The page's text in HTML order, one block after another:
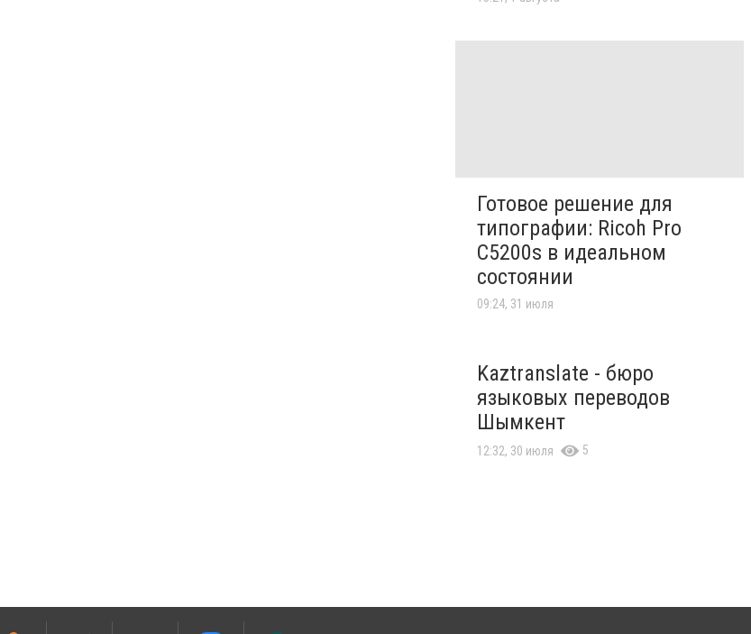
Готовое решение для
типографии: Ricoh Pro
C5200s в идеальном
состоянии
09:24, 31 июля
Kaztranslate - бюро
языковых переводов
Шымкент
12:32, 30 июля 5